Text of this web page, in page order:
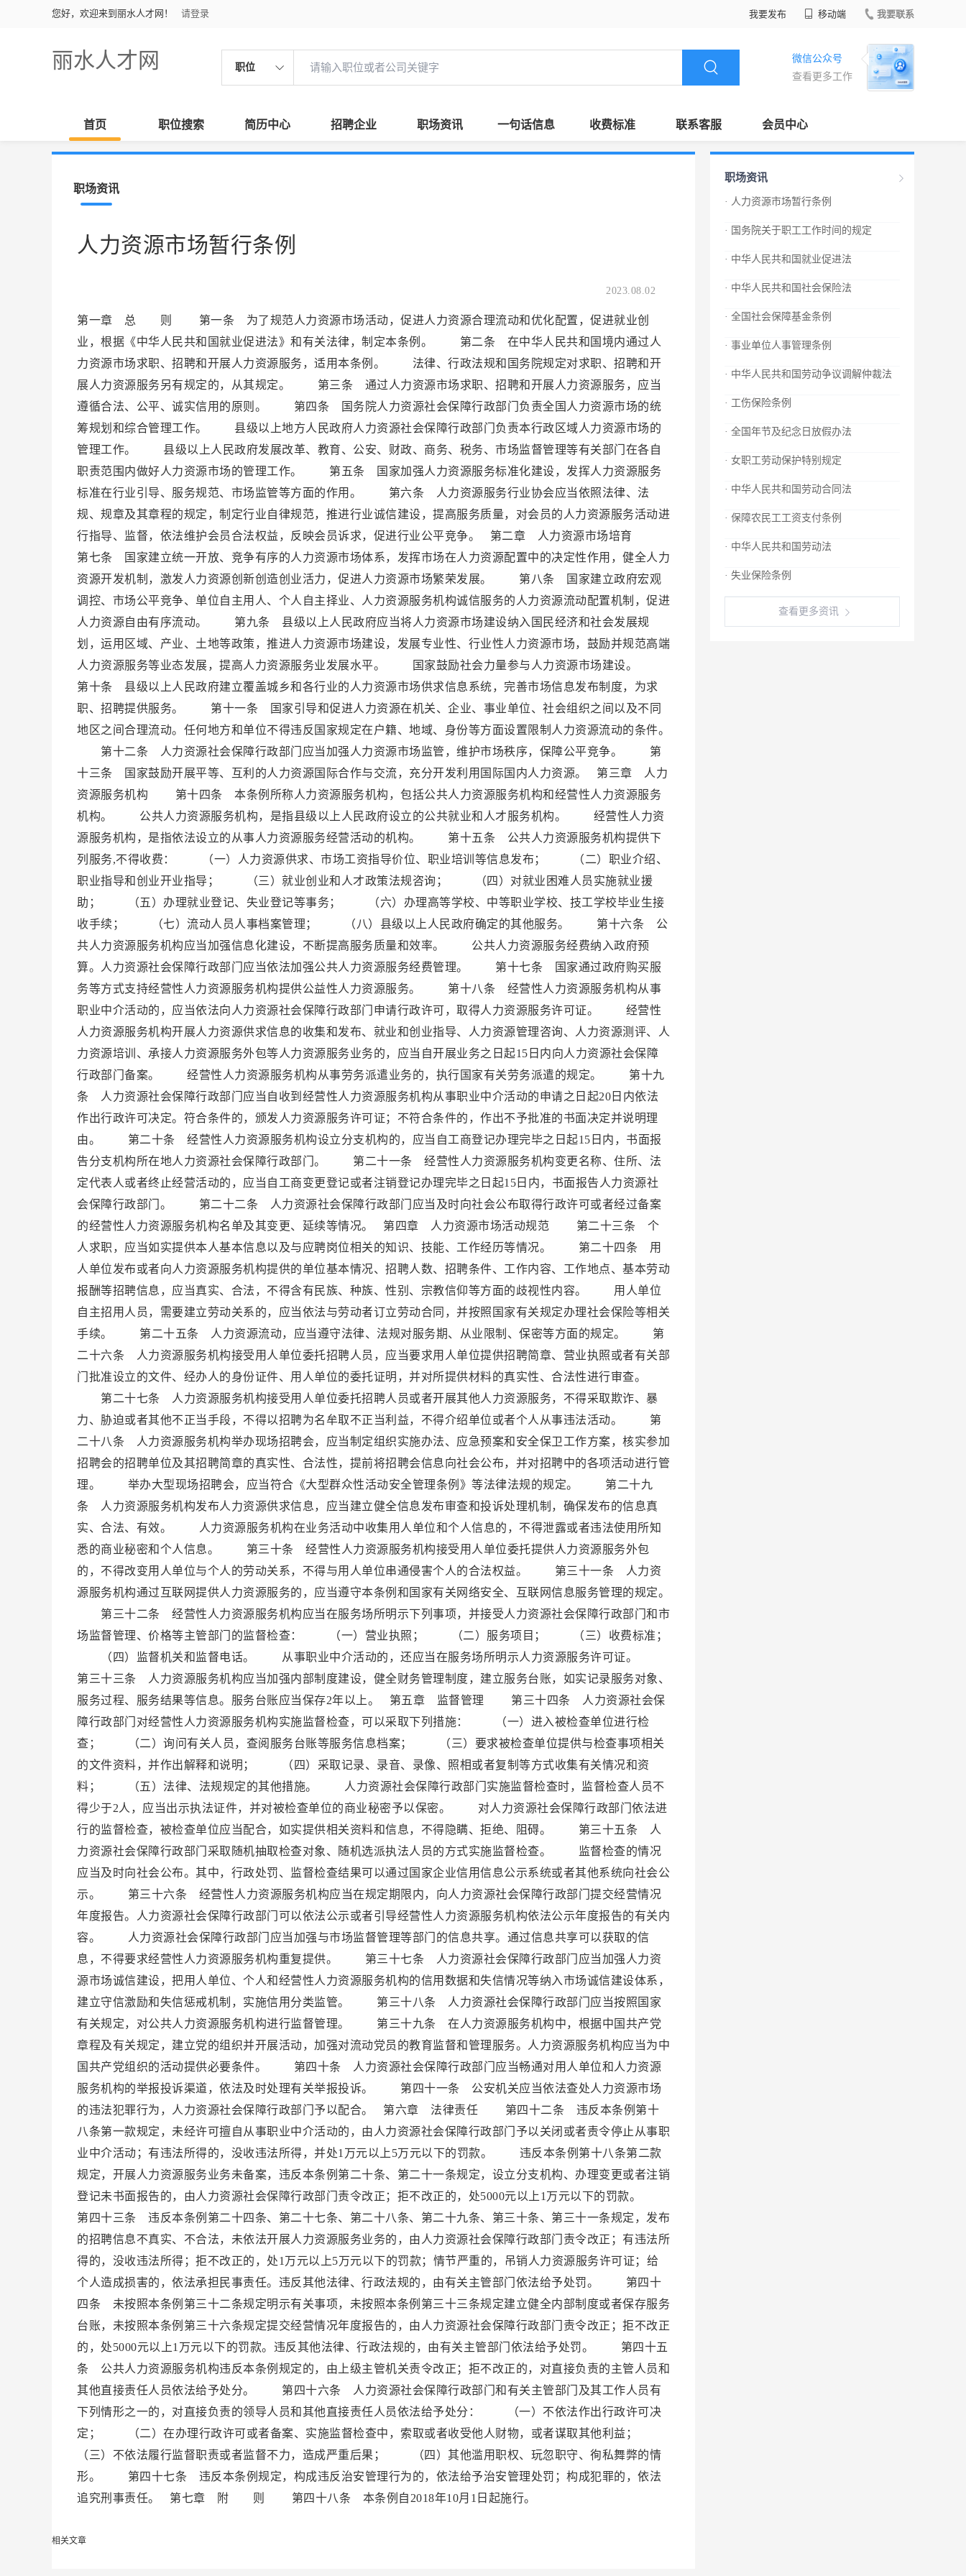
您好，欢迎来到丽水人才网！ 请登录 我要发布 移动端 我要联系
丽水人才网 职位
微信公众号
查看更多工作
首页 职位搜索 简历中心 招聘企业 职场资讯 一句话信息 收费标准 联系客服 会员中心
职场资讯
人力资源市场暂行条例
2023.08.02
第一章 总 则 第一条 为了规范人力资源市场活动，促进人力资源合理流动和优化配置，促进就业创
业，根据《中华人民共和国就业促进法》和有关法律，制定本条例。 第二条 在中华人民共和国境内通过人
力资源市场求职、招聘和开展人力资源服务，适用本条例。 法律、行政法规和国务院规定对求职、招聘和开
展人力资源服务另有规定的，从其规定。 第三条 通过人力资源市场求职、招聘和开展人力资源服务，应当
遵循合法、公平、诚实信用的原则。 第四条 国务院人力资源社会保障行政部门负责全国人力资源市场的统
筹规划和综合管理工作。 县级以上地方人民政府人力资源社会保障行政部门负责本行政区域人力资源市场的
管理工作。 县级以上人民政府发展改革、教育、公安、财政、商务、税务、市场监督管理等有关部门在各自
职责范围内做好人力资源市场的管理工作。 第五条 国家加强人力资源服务标准化建设，发挥人力资源服务
标准在行业引导、服务规范、市场监管等方面的作用。 第六条 人力资源服务行业协会应当依照法律、法
规、规章及其章程的规定，制定行业自律规范，推进行业诚信建设，提高服务质量，对会员的人力资源服务活动进
行指导、监督，依法维护会员合法权益，反映会员诉求，促进行业公平竞争。 第二章 人力资源市场培育
第七条 国家建立统一开放、竞争有序的人力资源市场体系，发挥市场在人力资源配置中的决定性作用，健全人力
资源开发机制，激发人力资源创新创造创业活力，促进人力资源市场繁荣发展。 第八条 国家建立政府宏观
调控、市场公平竞争、单位自主用人、个人自主择业、人力资源服务机构诚信服务的人力资源流动配置机制，促进
人力资源自由有序流动。 第九条 县级以上人民政府应当将人力资源市场建设纳入国民经济和社会发展规
划，运用区域、产业、土地等政策，推进人力资源市场建设，发展专业性、行业性人力资源市场，鼓励并规范高端
人力资源服务等业态发展，提高人力资源服务业发展水平。 国家鼓励社会力量参与人力资源市场建设。
第十条 县级以上人民政府建立覆盖城乡和各行业的人力资源市场供求信息系统，完善市场信息发布制度，为求
职、招聘提供服务。 第十一条 国家引导和促进人力资源在机关、企业、事业单位、社会组织之间以及不同
地区之间合理流动。任何地方和单位不得违反国家规定在户籍、地域、身份等方面设置限制人力资源流动的条件。
第十二条 人力资源社会保障行政部门应当加强人力资源市场监管，维护市场秩序，保障公平竞争。 第
十三条 国家鼓励开展平等、互利的人力资源国际合作与交流，充分开发利用国际国内人力资源。 第三章 人力
资源服务机构 第十四条 本条例所称人力资源服务机构，包括公共人力资源服务机构和经营性人力资源服务
机构。 公共人力资源服务机构，是指县级以上人民政府设立的公共就业和人才服务机构。 经营性人力资
源服务机构，是指依法设立的从事人力资源服务经营活动的机构。 第十五条 公共人力资源服务机构提供下
列服务,不得收费： （一）人力资源供求、市场工资指导价位、职业培训等信息发布； （二）职业介绍、
职业指导和创业开业指导； （三）就业创业和人才政策法规咨询； （四）对就业困难人员实施就业援
助； （五）办理就业登记、失业登记等事务； （六）办理高等学校、中等职业学校、技工学校毕业生接
收手续； （七）流动人员人事档案管理； （八）县级以上人民政府确定的其他服务。 第十六条 公
共人力资源服务机构应当加强信息化建设，不断提高服务质量和效率。 公共人力资源服务经费纳入政府预
算。人力资源社会保障行政部门应当依法加强公共人力资源服务经费管理。 第十七条 国家通过政府购买服
务等方式支持经营性人力资源服务机构提供公益性人力资源服务。 第十八条 经营性人力资源服务机构从事
职业中介活动的，应当依法向人力资源社会保障行政部门申请行政许可，取得人力资源服务许可证。 经营性
人力资源服务机构开展人力资源供求信息的收集和发布、就业和创业指导、人力资源管理咨询、人力资源测评、人
力资源培训、承接人力资源服务外包等人力资源服务业务的，应当自开展业务之日起15日内向人力资源社会保障
行政部门备案。 经营性人力资源服务机构从事劳务派遣业务的，执行国家有关劳务派遣的规定。 第十九
条 人力资源社会保障行政部门应当自收到经营性人力资源服务机构从事职业中介活动的申请之日起20日内依法
作出行政许可决定。符合条件的，颁发人力资源服务许可证；不符合条件的，作出不予批准的书面决定并说明理
由。 第二十条 经营性人力资源服务机构设立分支机构的，应当自工商登记办理完毕之日起15日内，书面报
告分支机构所在地人力资源社会保障行政部门。 第二十一条 经营性人力资源服务机构变更名称、住所、法
定代表人或者终止经营活动的，应当自工商变更登记或者注销登记办理完毕之日起15日内，书面报告人力资源社
会保障行政部门。 第二十二条 人力资源社会保障行政部门应当及时向社会公布取得行政许可或者经过备案
的经营性人力资源服务机构名单及其变更、延续等情况。 第四章 人力资源市场活动规范 第二十三条 个
人求职，应当如实提供本人基本信息以及与应聘岗位相关的知识、技能、工作经历等情况。 第二十四条 用
人单位发布或者向人力资源服务机构提供的单位基本情况、招聘人数、招聘条件、工作内容、工作地点、基本劳动
报酬等招聘信息，应当真实、合法，不得含有民族、种族、性别、宗教信仰等方面的歧视性内容。 用人单位
自主招用人员，需要建立劳动关系的，应当依法与劳动者订立劳动合同，并按照国家有关规定办理社会保险等相关
手续。 第二十五条 人力资源流动，应当遵守法律、法规对服务期、从业限制、保密等方面的规定。 第
二十六条 人力资源服务机构接受用人单位委托招聘人员，应当要求用人单位提供招聘简章、营业执照或者有关部
门批准设立的文件、经办人的身份证件、用人单位的委托证明，并对所提供材料的真实性、合法性进行审查。
第二十七条 人力资源服务机构接受用人单位委托招聘人员或者开展其他人力资源服务，不得采取欺诈、暴
力、胁迫或者其他不正当手段，不得以招聘为名牟取不正当利益，不得介绍单位或者个人从事违法活动。 第
二十八条 人力资源服务机构举办现场招聘会，应当制定组织实施办法、应急预案和安全保卫工作方案，核实参加
招聘会的招聘单位及其招聘简章的真实性、合法性，提前将招聘会信息向社会公布，并对招聘中的各项活动进行管
理。 举办大型现场招聘会，应当符合《大型群众性活动安全管理条例》等法律法规的规定。 第二十九
条 人力资源服务机构发布人力资源供求信息，应当建立健全信息发布审查和投诉处理机制，确保发布的信息真
实、合法、有效。 人力资源服务机构在业务活动中收集用人单位和个人信息的，不得泄露或者违法使用所知
悉的商业秘密和个人信息。 第三十条 经营性人力资源服务机构接受用人单位委托提供人力资源服务外包
的，不得改变用人单位与个人的劳动关系，不得与用人单位串通侵害个人的合法权益。 第三十一条 人力资
源服务机构通过互联网提供人力资源服务的，应当遵守本条例和国家有关网络安全、互联网信息服务管理的规定。
第三十二条 经营性人力资源服务机构应当在服务场所明示下列事项，并接受人力资源社会保障行政部门和市
场监督管理、价格等主管部门的监督检查： （一）营业执照； （二）服务项目； （三）收费标准；
（四）监督机关和监督电话。 从事职业中介活动的，还应当在服务场所明示人力资源服务许可证。
第三十三条 人力资源服务机构应当加强内部制度建设，健全财务管理制度，建立服务台账，如实记录服务对象、
服务过程、服务结果等信息。服务台账应当保存2年以上。 第五章 监督管理 第三十四条 人力资源社会保
障行政部门对经营性人力资源服务机构实施监督检查，可以采取下列措施： （一）进入被检查单位进行检
查； （二）询问有关人员，查阅服务台账等服务信息档案； （三）要求被检查单位提供与检查事项相关
的文件资料，并作出解释和说明； （四）采取记录、录音、录像、照相或者复制等方式收集有关情况和资
料； （五）法律、法规规定的其他措施。 人力资源社会保障行政部门实施监督检查时，监督检查人员不
得少于2人，应当出示执法证件，并对被检查单位的商业秘密予以保密。 对人力资源社会保障行政部门依法进
行的监督检查，被检查单位应当配合，如实提供相关资料和信息，不得隐瞒、拒绝、阻碍。 第三十五条 人
力资源社会保障行政部门采取随机抽取检查对象、随机选派执法人员的方式实施监督检查。 监督检查的情况
应当及时向社会公布。其中，行政处罚、监督检查结果可以通过国家企业信用信息公示系统或者其他系统向社会公
示。 第三十六条 经营性人力资源服务机构应当在规定期限内，向人力资源社会保障行政部门提交经营情况
年度报告。人力资源社会保障行政部门可以依法公示或者引导经营性人力资源服务机构依法公示年度报告的有关内
容。 人力资源社会保障行政部门应当加强与市场监督管理等部门的信息共享。通过信息共享可以获取的信
息，不得要求经营性人力资源服务机构重复提供。 第三十七条 人力资源社会保障行政部门应当加强人力资
源市场诚信建设，把用人单位、个人和经营性人力资源服务机构的信用数据和失信情况等纳入市场诚信建设体系，
建立守信激励和失信惩戒机制，实施信用分类监管。 第三十八条 人力资源社会保障行政部门应当按照国家
有关规定，对公共人力资源服务机构进行监督管理。 第三十九条 在人力资源服务机构中，根据中国共产党
章程及有关规定，建立党的组织并开展活动，加强对流动党员的教育监督和管理服务。人力资源服务机构应当为中
国共产党组织的活动提供必要条件。 第四十条 人力资源社会保障行政部门应当畅通对用人单位和人力资源
服务机构的举报投诉渠道，依法及时处理有关举报投诉。 第四十一条 公安机关应当依法查处人力资源市场
的违法犯罪行为，人力资源社会保障行政部门予以配合。 第六章 法律责任 第四十二条 违反本条例第十
八条第一款规定，未经许可擅自从事职业中介活动的，由人力资源社会保障行政部门予以关闭或者责令停止从事职
业中介活动；有违法所得的，没收违法所得，并处1万元以上5万元以下的罚款。 违反本条例第十八条第二款
规定，开展人力资源服务业务未备案，违反本条例第二十条、第二十一条规定，设立分支机构、办理变更或者注销
登记未书面报告的，由人力资源社会保障行政部门责令改正；拒不改正的，处5000元以上1万元以下的罚款。
第四十三条 违反本条例第二十四条、第二十七条、第二十八条、第二十九条、第三十条、第三十一条规定，发布
的招聘信息不真实、不合法，未依法开展人力资源服务业务的，由人力资源社会保障行政部门责令改正；有违法所
得的，没收违法所得；拒不改正的，处1万元以上5万元以下的罚款；情节严重的，吊销人力资源服务许可证；给
个人造成损害的，依法承担民事责任。违反其他法律、行政法规的，由有关主管部门依法给予处罚。 第四十
四条 未按照本条例第三十二条规定明示有关事项，未按照本条例第三十三条规定建立健全内部制度或者保存服务
台账，未按照本条例第三十六条规定提交经营情况年度报告的，由人力资源社会保障行政部门责令改正；拒不改正
的，处5000元以上1万元以下的罚款。违反其他法律、行政法规的，由有关主管部门依法给予处罚。 第四十五
条 公共人力资源服务机构违反本条例规定的，由上级主管机关责令改正；拒不改正的，对直接负责的主管人员和
其他直接责任人员依法给予处分。 第四十六条 人力资源社会保障行政部门和有关主管部门及其工作人员有
下列情形之一的，对直接负责的领导人员和其他直接责任人员依法给予处分： （一）不依法作出行政许可决
定； （二）在办理行政许可或者备案、实施监督检查中，索取或者收受他人财物，或者谋取其他利益；
（三）不依法履行监督职责或者监督不力，造成严重后果； （四）其他滥用职权、玩忽职守、徇私舞弊的情
形。 第四十七条 违反本条例规定，构成违反治安管理行为的，依法给予治安管理处罚；构成犯罪的，依法
追究刑事责任。 第七章 附 则 第四十八条 本条例自2018年10月1日起施行。
相关文章
职场资讯
· 人力资源市场暂行条例
· 国务院关于职工工作时间的规定
· 中华人民共和国就业促进法
· 中华人民共和国社会保险法
· 全国社会保障基金条例
· 事业单位人事管理条例
· 中华人民共和国劳动争议调解仲裁法
· 工伤保险条例
· 全国年节及纪念日放假办法
· 女职工劳动保护特别规定
· 中华人民共和国劳动合同法
· 保障农民工工资支付条例
· 中华人民共和国劳动法
· 失业保险条例
查看更多资讯